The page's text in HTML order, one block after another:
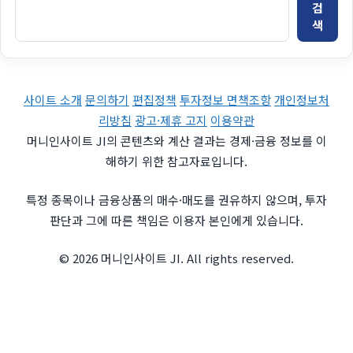
검
색
사이트 소개 문의하기 편집정책 투자정보 면책조항개인정보처
리방침 광고·제휴 고지 이용약관
머니인사이트 JI의 콘텐츠와 계산 결과는 경제·금융 정보를 이
해하기 위한 참고자료입니다.
특정 종목이나 금융상품의 매수·매도를 권유하지 않으며, 투자
판단과 그에 따른 책임은 이용자 본인에게 있습니다.
© 2026 머니인사이트 JI. All rights reserved.